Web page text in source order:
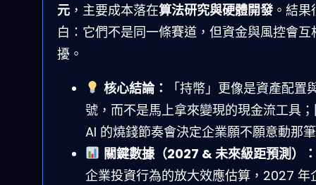
元 ，主要成本落在算法研究與硬體開發。結果
白：它們不是同一條賽道，但資金與風控會互
擾。
核心結論：
「持幣」更像是資產配置
號，而不是馬上拿來變現的現金流工具
AI 的燒錢節奏會決定企業願不願意動那
關鍵數據（2027 & 未來級距預測）：
企業投資行為的放大效應估算，2027 年